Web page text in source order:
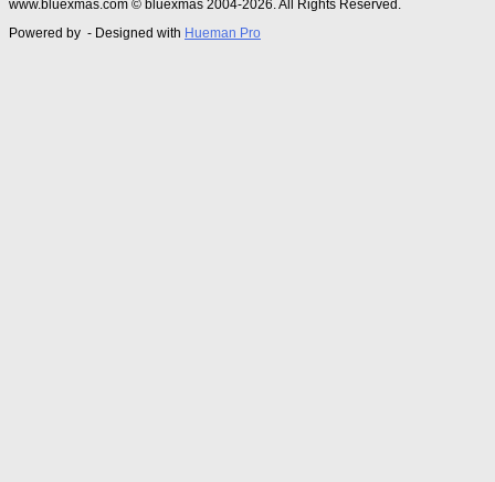
www.bluexmas.com © bluexmas 2004-2026. All Rights Reserved.
Powered by - Designed with Hueman Pro